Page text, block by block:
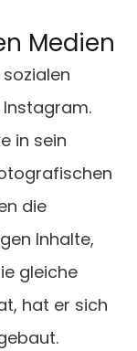
Medien
in sein
die
Inhalte,
gleiche
hat er sich